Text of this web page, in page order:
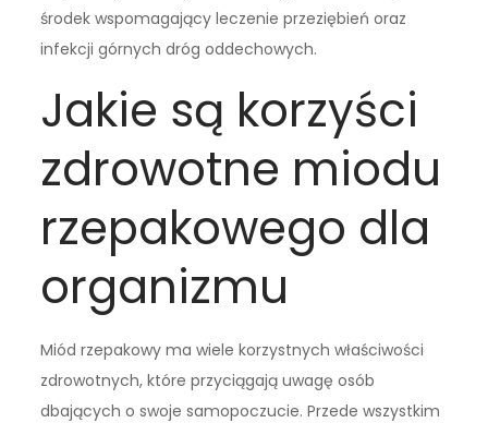
środek wspomagający leczenie przeziębień oraz
infekcji górnych dróg oddechowych.
Jakie są korzyści
zdrowotne miodu
rzepakowego dla
organizmu
Miód rzepakowy ma wiele korzystnych właściwości
zdrowotnych, które przyciągają uwagę osób
dbających o swoje samopoczucie. Przede wszystkim